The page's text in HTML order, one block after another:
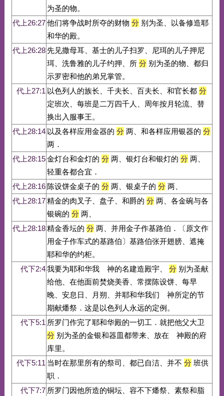
为圣的物。
代上26:27他们将争战时所夺的财物 分别为圣、以备修造耶
和华的殿。
代上26:28 先见撒母耳、基士的儿子扫罗、尼珥的儿子押尼
珥、洗鲁雅的儿子约押、所 分别为圣的物、都归
示罗密和他的弟兄掌管。
代上27:1 以色列人的族长、千夫长、百夫长、和官长都 分
定班次、每班是二万四千人、周年按月轮流、替
换出入服事王。
代上28:14 以及各样应用金器的 分两、和各样应用银器的 分
两．
代上28:15金灯台和金灯的 分两、银灯台和银灯的 分两、
轻重各都合宜．
代上28:16 陈设饼金桌子的 分两、银桌子的 分两、
代上28:17精金的肉叉子、盘子、和爵的 分两、各金碗与各
银碗的 分两、
代上28:18精金香坛的 分两、并用金子作基路伯．〔原文作
用金子作车式的基路伯〕基路伯张开翅膀、遮掩
耶和华的约柜。
代下2:4我要为耶和华我 神的名建造殿宇、 分别为圣献
给他、在他面前焚烧美香、常摆陈设饼、每早
晚、安息日、月朔、并耶和华我们 神所定的节
期献燔祭．这是以色列人永远的定例。
代下5:1 所罗门作完了耶和华殿的一切工．就把他父大卫
分别为圣的金银和器皿都带来、放在 神殿的府
库里。
代下5:11 当时在那里所有的祭司、都已自洁、并不 分班供
职．
代下7:7 所罗门因他所造的铜坛、容不下燔祭、素祭和脂